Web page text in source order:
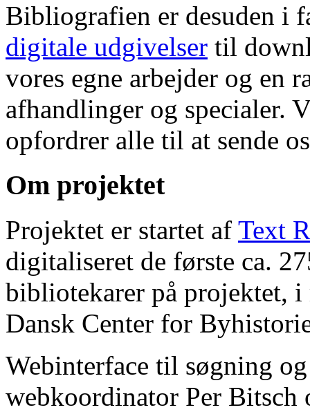
Bibliografien er desuden i
digitale udgivelser til
vores egne arbejder og en
afhandlinger og specialer.
opfordrer alle til at sende
Om projektet
Projektet er startet af Text
digitaliseret de første ca.
bibliotekarer på projektet, i
Dansk Center for
Webinterface til søgning
webkoordinator Per Bitsch